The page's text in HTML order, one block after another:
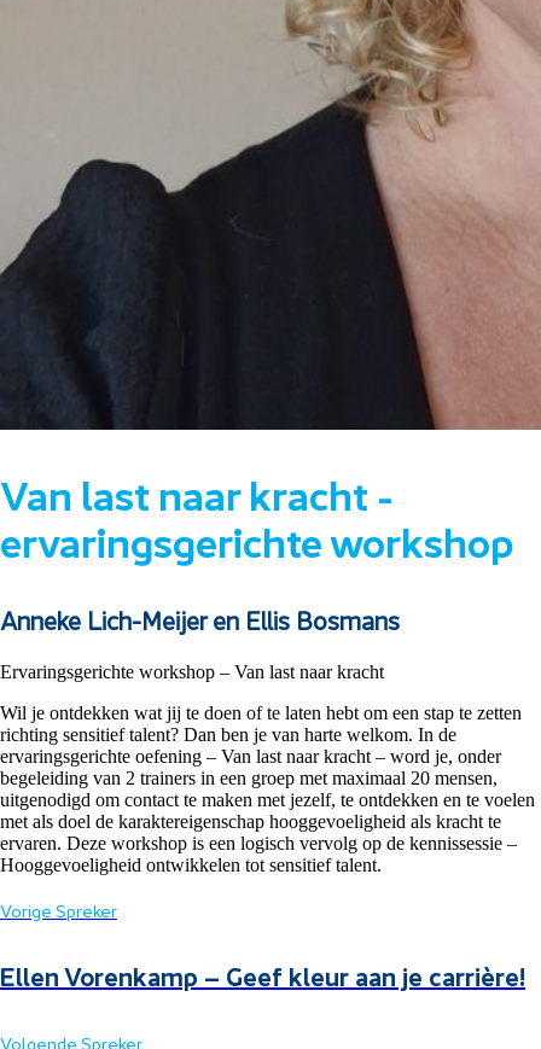
Van last naar kracht -
ervaringsgerichte workshop
Anneke Lich-Meijer en Ellis Bosmans
Ervaringsgerichte workshop – Van last naar kracht
Wil je ontdekken wat jij te doen of te laten hebt om een stap te zetten
richting sensitief talent? Dan ben je van harte welkom. In de
ervaringsgerichte oefening – Van last naar kracht – word je, onder
begeleiding van 2 trainers in een groep met maximaal 20 mensen,
uitgenodigd om contact te maken met jezelf, te ontdekken en te voelen
met als doel de karaktereigenschap hooggevoeligheid als kracht te
ervaren. Deze workshop is een logisch vervolg op de kennissessie –
Hooggevoeligheid ontwikkelen tot sensitief talent.
Vorige Spreker
Ellen Vorenkamp – Geef kleur aan je carrière!
Volgende Spreker